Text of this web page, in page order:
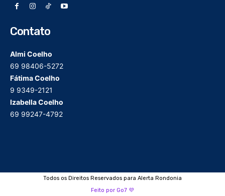
Contato
Almi Coelho
69 98406-5272
Fátima Coelho
9 9349-2121
Izabella Coelho
69 99247-4792
Todos os Direitos Reservados para Alerta Rondonia
Feito por Go7 💜